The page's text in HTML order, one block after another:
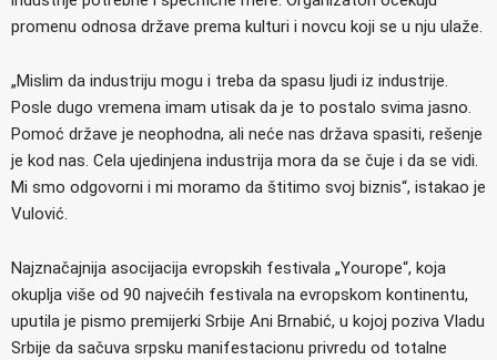
promenu odnosa države prema kulturi i novcu koji se u nju ulaže.
„Mislim da industriju mogu i treba da spasu ljudi iz industrije.
Posle dugo vremena imam utisak da je to postalo svima jasno.
Pomoć države je neophodna, ali neće nas država spasiti, rešenje
je kod nas. Cela ujedinjena industrija mora da se čuje i da se vidi.
Mi smo odgovorni i mi moramo da štitimo svoj biznis“, istakao je
Vulović.
Najznačajnija asocijacija evropskih festivala „Yourope“, koja
okuplja više od 90 najvećih festivala na evropskom kontinentu,
uputila je pismo premijerki Srbije Ani Brnabić, u kojoj poziva Vladu
Srbije da sačuva srpsku manifestacionu privredu od totalne